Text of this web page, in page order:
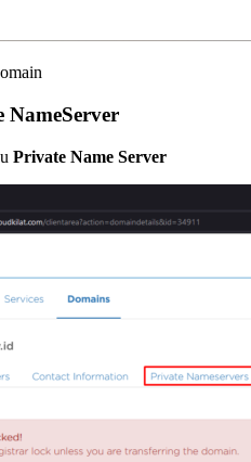
NameServer
Private Name Server